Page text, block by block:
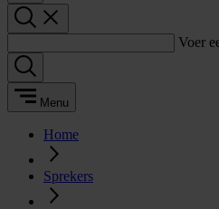
Voer
Menu
Home
Sprekers